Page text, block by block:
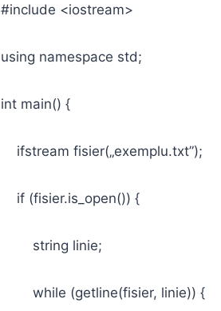
#include <iostream>
using namespace std;
int main() {
ifstream fisier(„exemplu.txt”);
if (fisier.is_open()) {
string linie;
while (getline(fisier, linie)) {